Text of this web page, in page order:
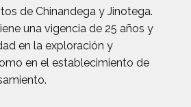
de Chinandega y Jinotega.
una vigencia de 25 años y
en la exploración y
en el establecimiento de